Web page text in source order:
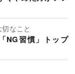
なこと
NG習慣」トップ